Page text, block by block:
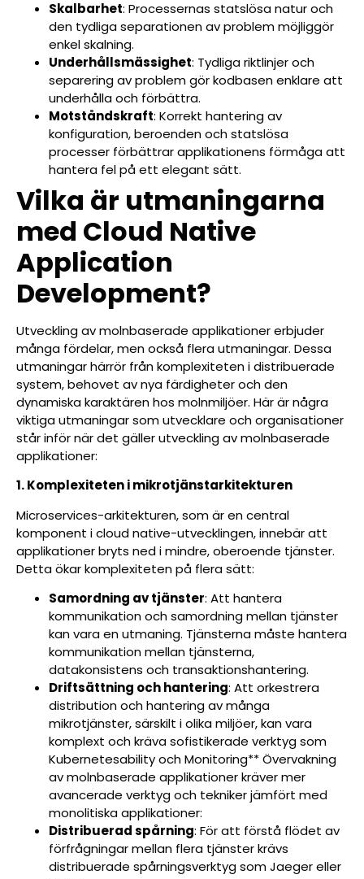
Skalbarhet: Processernas statslösa natur och
den tydliga separationen av problem möjliggör
enkel skalning.
Underhållsmässighet: Tydliga riktlinjer och
separering av problem gör kodbasen enklare att
underhålla och förbättra.
Motståndskraft: Korrekt hantering av
konfiguration, beroenden och statslösa
processer förbättrar applikationens förmåga att
hantera fel på ett elegant sätt.
Vilka är utmaningarna
med Cloud Native
Application
Development?
Utveckling av molnbaserade applikationer erbjuder
många fördelar, men också flera utmaningar. Dessa
utmaningar härrör från komplexiteten i distribuerade
system, behovet av nya färdigheter och den
dynamiska karaktären hos molnmiljöer. Här är några
viktiga utmaningar som utvecklare och organisationer
står inför när det gäller utveckling av molnbaserade
applikationer:
1. Komplexiteten i mikrotjänstarkitekturen
Microservices-arkitekturen, som är en central
komponent i cloud native-utvecklingen, innebär att
applikationer bryts ned i mindre, oberoende tjänster.
Detta ökar komplexiteten på flera sätt:
Samordning av tjänster: Att hantera
kommunikation och samordning mellan tjänster
kan vara en utmaning. Tjänsterna måste hantera
kommunikation mellan tjänsterna,
datakonsistens och transaktionshantering.
Driftsättning och hantering: Att orkestrera
distribution och hantering av många
mikrotjänster, särskilt i olika miljöer, kan vara
komplext och kräva sofistikerade verktyg som
Kubernetesability och Monitoring** Övervakning
av molnbaserade applikationer kräver mer
avancerade verktyg och tekniker jämfört med
monolitiska applikationer:
Distribuerad spårning: För att förstå flödet av
förfrågningar mellan flera tjänster krävs
distribuerade spårningsverktyg som Jaeger eller